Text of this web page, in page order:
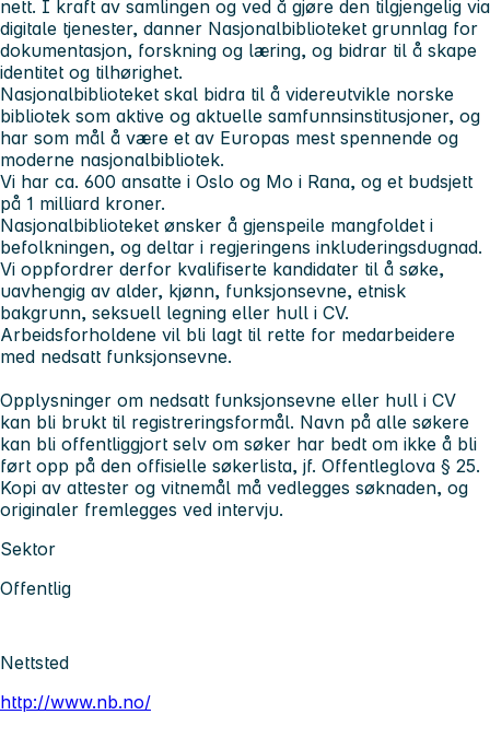
nett. I kraft av samlingen og ved å gjøre den tilgjengelig via
digitale tjenester, danner Nasjonalbiblioteket grunnlag for
dokumentasjon, forskning og læring, og bidrar til å skape
identitet og tilhørighet.
Nasjonalbiblioteket skal bidra til å videreutvikle norske
bibliotek som aktive og aktuelle samfunnsinstitusjoner, og
har som mål å være et av Europas mest spennende og
moderne nasjonalbibliotek.
Vi har ca. 600 ansatte i Oslo og Mo i Rana, og et budsjett
på 1 milliard kroner.
Nasjonalbiblioteket ønsker å gjenspeile mangfoldet i
befolkningen, og deltar i regjeringens inkluderingsdugnad.
Vi oppfordrer derfor kvalifiserte kandidater til å søke,
uavhengig av alder, kjønn, funksjonsevne, etnisk
bakgrunn, seksuell legning eller hull i CV.
Arbeidsforholdene vil bli lagt til rette for medarbeidere
med nedsatt funksjonsevne.
Opplysninger om nedsatt funksjonsevne eller hull i CV
kan bli brukt til registreringsformål. Navn på alle søkere
kan bli offentliggjort selv om søker har bedt om ikke å bli
ført opp på den offisielle søkerlista, jf. Offentleglova § 25.
Kopi av attester og vitnemål må vedlegges søknaden, og
originaler fremlegges ved intervju.
Sektor
Offentlig
Nettsted
http://www.nb.no/